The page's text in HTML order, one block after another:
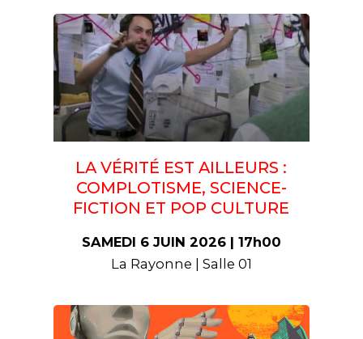
LA VÉRITÉ EST AILLEURS :
COMPLOTISME, SCIENCE-
FICTION ET POP CULTURE
SAMEDI 6 JUIN 2026 | 17h00
La Rayonne | Salle 01